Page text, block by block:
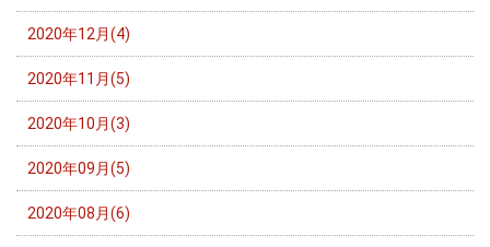
2020年12月(4)
2020年11月(5)
2020年10月(3)
2020年09月(5)
2020年08月(6)